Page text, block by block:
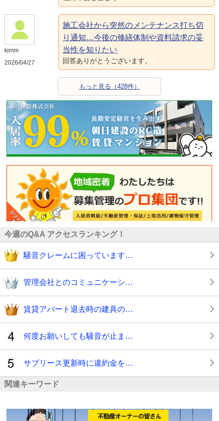
kimm
2026/04/27
施工会社から突然のメンテナンス打ち切
り通知…今後の修繕体制や資料請求の妥
当性を知りたい
回答ありがとうございます。
もっと見る（428件）
今週のQ&A アクセスランキング！
騒音クレームに困っています…
管理会社とのコミュニケーシ…
賃貸アパート退去時の建具の…
何度お願いしても騒音が止ま…
サブリース更新時に違約金を…
関連キーワード